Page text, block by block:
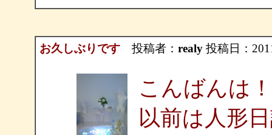
お久しぶりです投稿者： realy投稿日：
こんばんは！
以前は人形